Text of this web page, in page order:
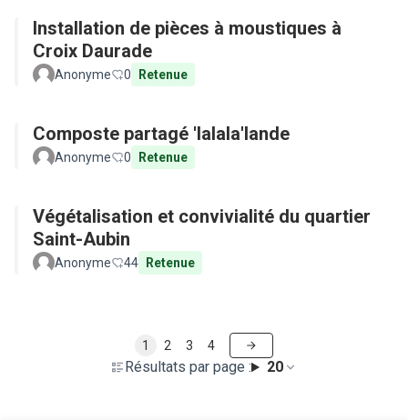
Installation de pièces à moustiques à
Croix Daurade
Anonyme 0 Retenue
Composte partagé 'lalala'lande
Anonyme 0 Retenue
Végétalisation et convivialité du quartier
Saint-Aubin
Anonyme 44 Retenue
Résultats par page : 20
1 2 3 4